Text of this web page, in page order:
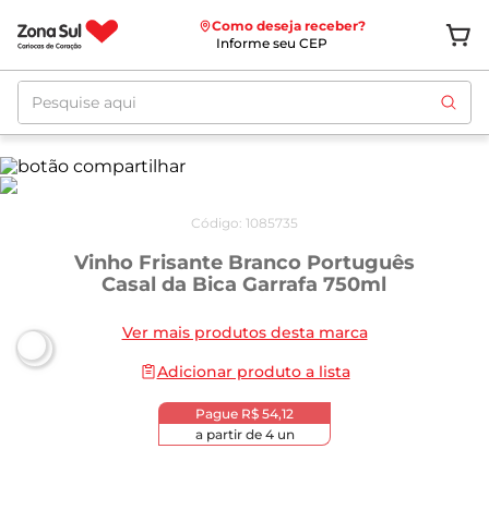
Como deseja receber?
Informe seu CEP
Pesquise aqui
Código: 1085735
Vinho Frisante Branco Português
Casal da Bica Garrafa 750ml
Ver mais produtos desta marca
Adicionar produto a lista
Pague R$ 54,12
a partir de 4un